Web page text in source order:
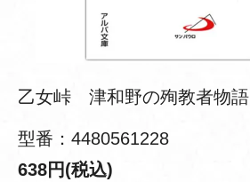
乙女峠 津和野の殉教者物語
型番：4480561228
638円(税込)